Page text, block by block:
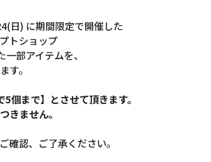
日) に期間限定で開催した
トショップ
一部アイテムを、
す。
個まで】とさせて頂きます。
きません。
確認、ご了承ください。